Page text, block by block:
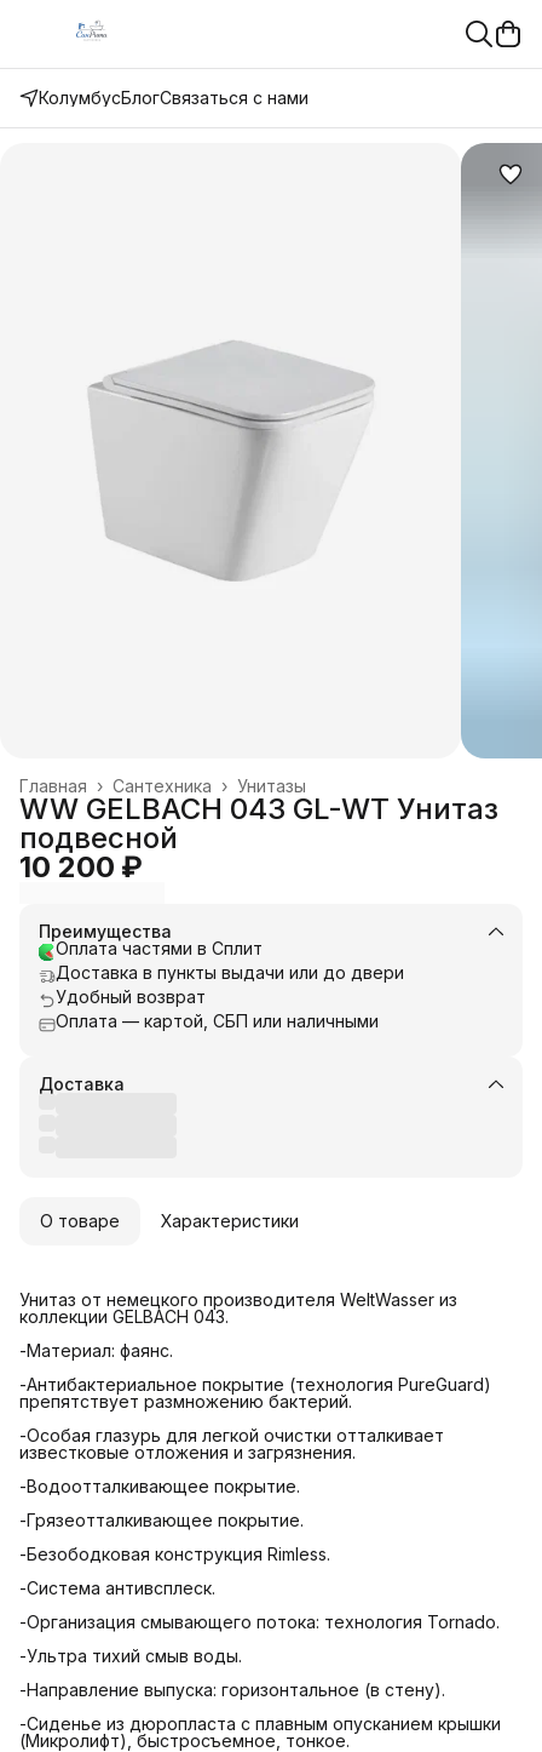
КолумбусБлогСвязаться с нами
Унитазы
Сантехника ›
Главная ›
WW GELBACH 043 GL-WT Унитаз
подвесной
10 200 ₽
Преимущества
Оплата частями в Сплит
Доставка в пункты выдачи или до двери
Удобный возврат
Оплата — картой, СБП или наличными
Доставка
О товаре Характеристики
Унитаз от немецкого производителя WeltWasser из
коллекции GELBACH 043.
-Материал: фаянс.
-Антибактериальное покрытие (технология PureGuard)
препятствует размножению бактерий.
-Особая глазурь для легкой очистки отталкивает
известковые отложения и загрязнения.
-Водоотталкивающее покрытие.
-Грязеотталкивающее покрытие.
-Безободковая конструкция Rimless.
-Система антивсплеск.
-Организация смывающего потока: технология Tornado.
-Ультра тихий смыв воды.
-Направление выпуска: горизонтальное (в стену).
-Сиденье из дюропласта с плавным опусканием крышки
(Микролифт), быстросъемное, тонкое.